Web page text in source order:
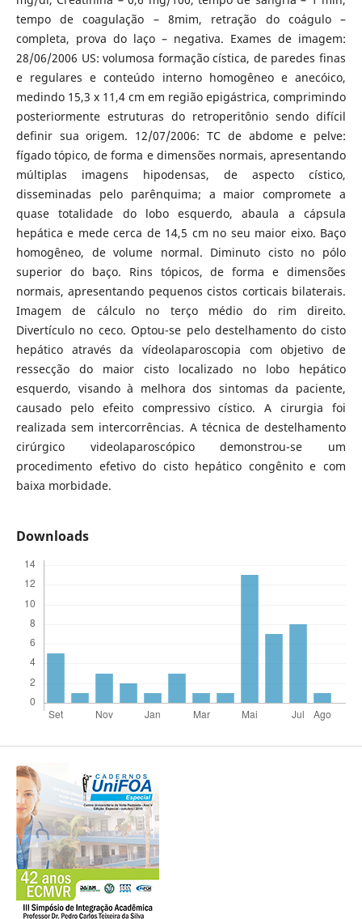
tempo de coagulação – 8mim, retração do coágulo –
completa, prova do laço – negativa. Exames de imagem:
28/06/2006 US: volumosa formação cística, de paredes finas
e regulares e conteúdo interno homogêneo e anecóico,
medindo 15,3 x 11,4 cm em região epigástrica, comprimindo
posteriormente estruturas do retroperitônio sendo difícil
definir sua origem. 12/07/2006: TC de abdome e pelve:
fígado tópico, de forma e dimensões normais, apresentando
múltiplas imagens hipodensas, de aspecto cístico,
disseminadas pelo parênquima; a maior compromete a
quase totalidade do lobo esquerdo, abaula a cápsula
hepática e mede cerca de 14,5 cm no seu maior eixo. Baço
homogêneo, de volume normal. Diminuto cisto no pólo
superior do baço. Rins tópicos, de forma e dimensões
normais, apresentando pequenos cistos corticais bilaterais.
Imagem de cálculo no terço médio do rim direito.
Divertículo no ceco. Optou-se pelo destelhamento do cisto
hepático através da vídeolaparoscopia com objetivo de
ressecção do maior cisto localizado no lobo hepático
esquerdo, visando à melhora dos sintomas da paciente,
causado pelo efeito compressivo cístico. A cirurgia foi
realizada sem intercorrências. A técnica de destelhamento
cirúrgico videolaparoscópico demonstrou-se um
procedimento efetivo do cisto hepático congênito e com
baixa morbidade.
Downloads